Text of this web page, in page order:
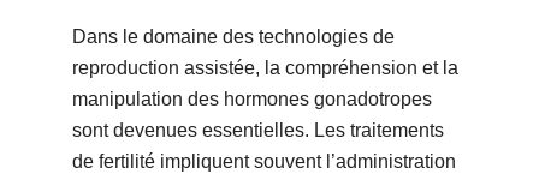
Dans le domaine des technologies de
reproduction assistée, la compréhension et la
manipulation des hormones gonadotropes
sont devenues essentielles. Les traitements
de fertilité impliquent souvent l’administration